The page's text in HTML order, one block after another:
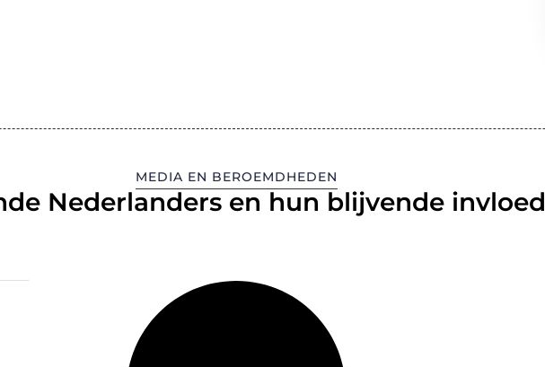
MEDIA EN BEROEMDHEDEN
Nederlanders en hun blijvende invloed